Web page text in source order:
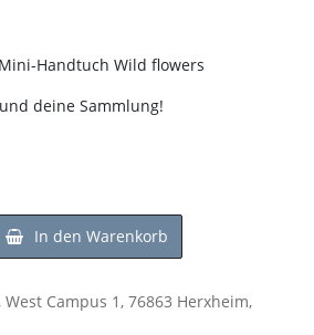
Handtuch Wild flowers
deine Sammlung!
In den Warenkorb
West Campus 1, 76863 Herxheim,